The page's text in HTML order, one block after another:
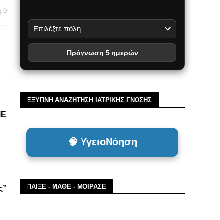
0
Πρόγνωση 5 ημερών
ΕΞΥΠΝΗ ΑΝΑΖΗΤΗΣΗ ΙΑΤΡΙΚΗΣ ΓΝΩΣΗΣ
🧠 ΥγειοΝόηση
ΠΑΙΞΕ - ΜΑΘΕ - ΜΟΙΡΑΣΕ